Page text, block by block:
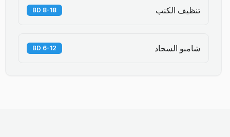
تنظيف الكنب 8-18 BD
شامبو السجاد 6-12 BD